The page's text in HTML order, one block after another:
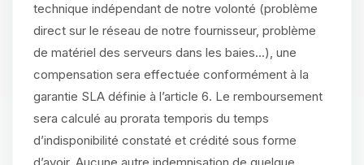
technique indépendant de notre volonté (problème
direct sur le réseau de notre fournisseur, problème
de matériel des serveurs dans les baies...), une
compensation sera effectuée conformément à la
garantie SLA définie à l’article 6. Le remboursement
sera calculé au prorata temporis du temps
d’indisponibilité constaté et crédité sous forme